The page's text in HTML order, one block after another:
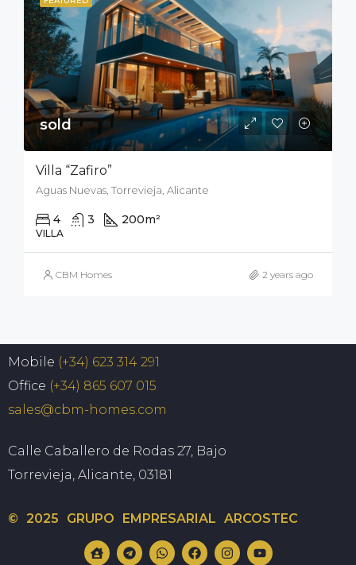
sold
Villa “Zafiro”
Aguas Nuevas, Torrevieja, Alicante
4 3 200m²
VILLA
CBM Homes 2 years ago
Mobile (+34) 623 314 291
Office (+34) 865 607 015
sales@cbm-homes.com
Calle Caballero de Rodas 27, Bajo
Torrevieja, Alicante, 03181
© 2025 GRUPO EMPRESARIAL ARCOSTEC